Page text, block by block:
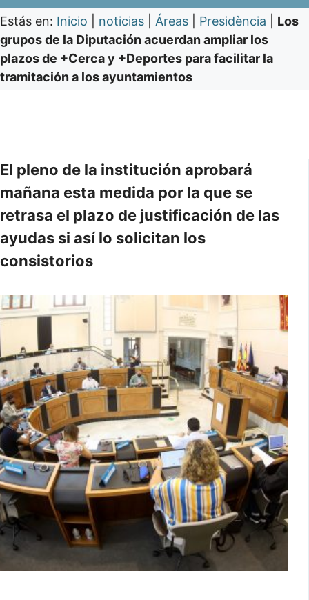
Estás en: Inicio noticias Áreas Presidència
Los
grupos de la Diputación acuerdan ampliar los
plazos de +Cerca y +Deportes para facilitar la
tramitación a los ayuntamientos
El pleno de la institución aprobará
mañana esta medida por la que se
retrasa el plazo de justificación de las
ayudas si así lo solicitan los
consistorios